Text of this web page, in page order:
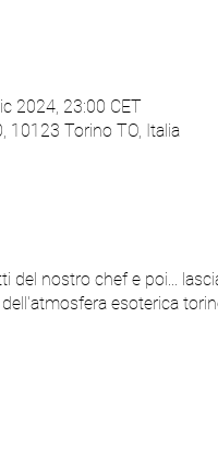
2024, 23:00 CET
10123 Torino TO, Italia
del nostro chef e poi...
esoterica